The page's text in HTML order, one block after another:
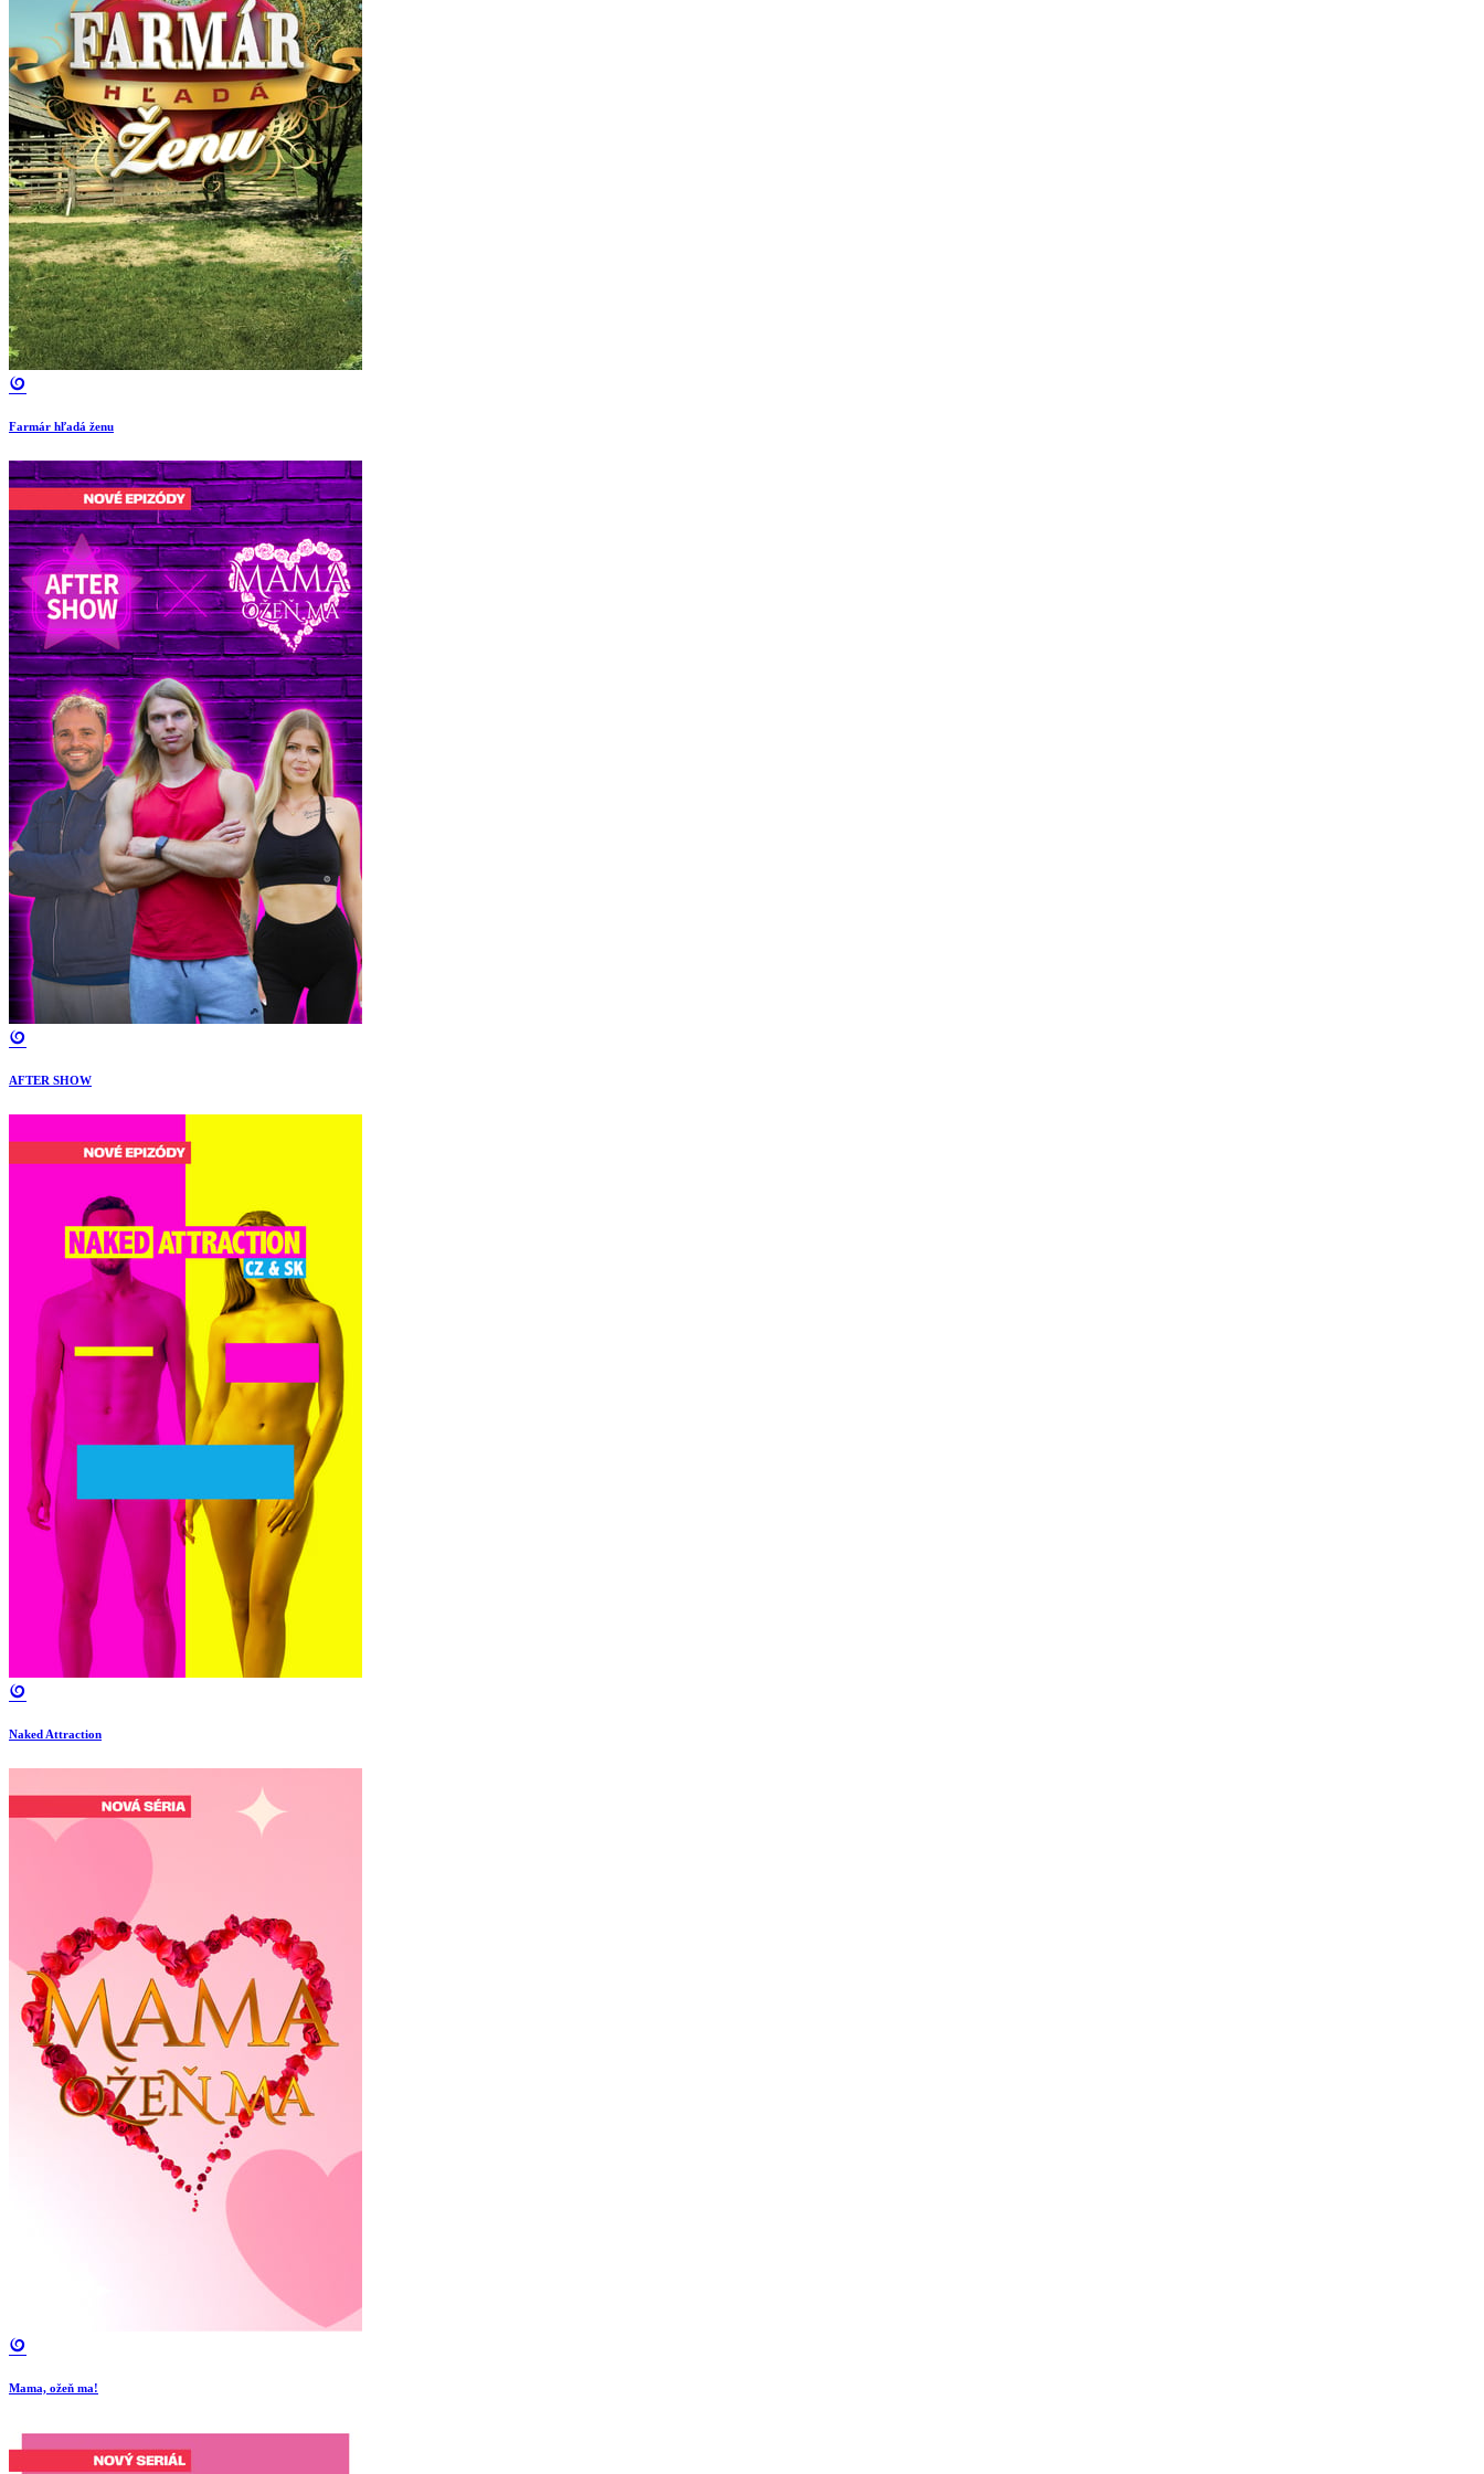
Farmár hľadá ženu
AFTER SHOW
Naked Attraction
Mama, ožeň ma!